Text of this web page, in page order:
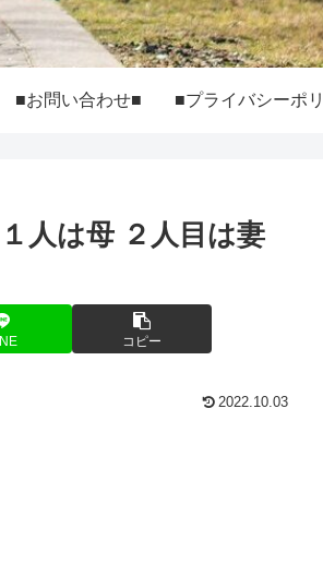
■お問い合わせ■
人は母 ２人目は妻
コピー
2022.10.03